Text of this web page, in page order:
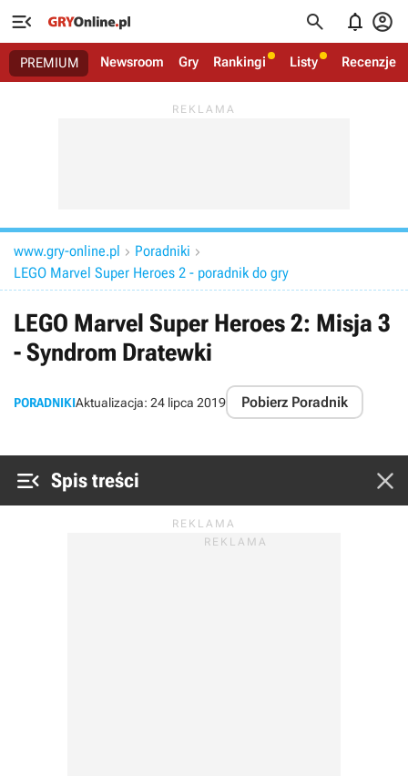
   
PREMIUM Newsroom Gry Rankingi Listy Recenzje
www.gry-online.pl  Poradniki 
LEGO Marvel Super Heroes 2 - poradnik do gry
LEGO Marvel Super Heroes 2: Misja 3
- Syndrom Dratewki
PORADNIKIAktualizacja: 24 lipca 2019 Pobierz Poradnik
 Spis treści 